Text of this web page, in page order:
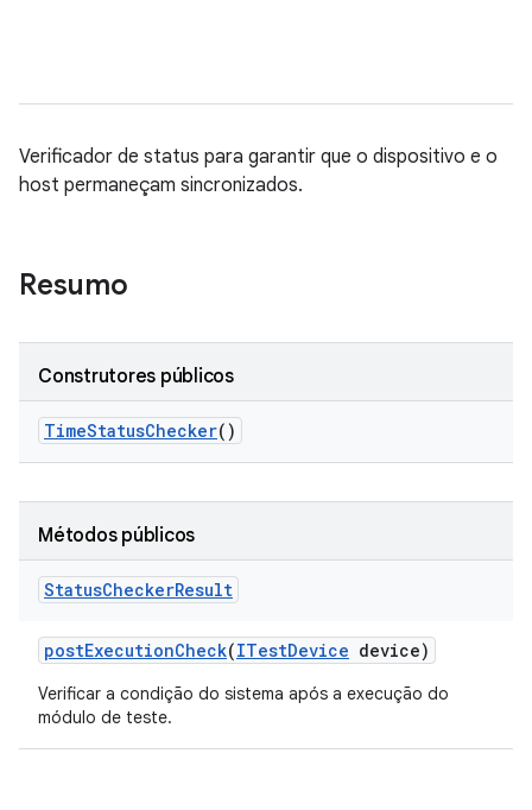
Verificador de status para garantir que o dispositivo e o
host permaneçam sincronizados.
Resumo
Construtores públicos
TimeStatusChecker()
Métodos públicos
StatusCheckerResult
postExecutionCheck(ITestDevice device)
Verificar a condição do sistema após a execução do
módulo de teste.